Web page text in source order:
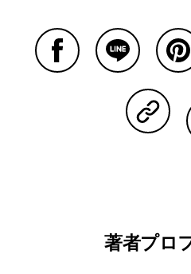
Copy
著者プロ